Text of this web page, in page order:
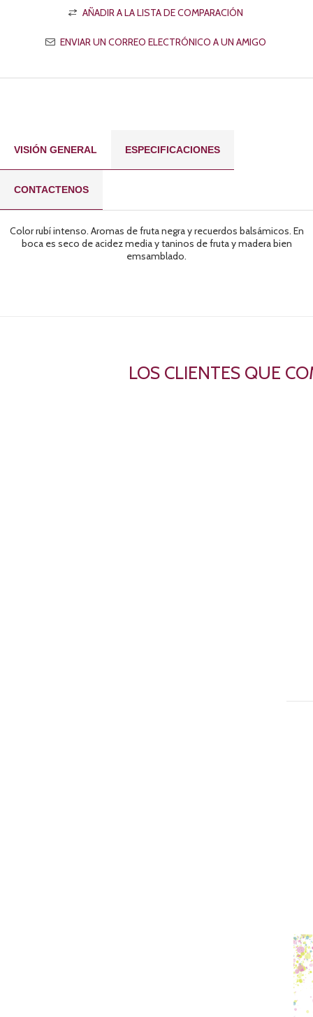
VISIÓN GENERAL ESPECIFICACIONES
CONTACTENOS
Color rubí intenso. Aromas de fruta negra y recuerdos balsámicos. En
boca es seco de acidez media y taninos de fruta y madera bien
emsamblado.
LOS CLIENTES QUE